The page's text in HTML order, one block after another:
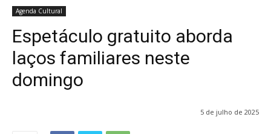
Agenda Cultural
Espetáculo gratuito aborda
laços familiares neste
domingo
5 de julho de 2025